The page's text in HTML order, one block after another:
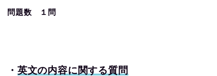
問題数 １問
・ 英文の内容に関する質問